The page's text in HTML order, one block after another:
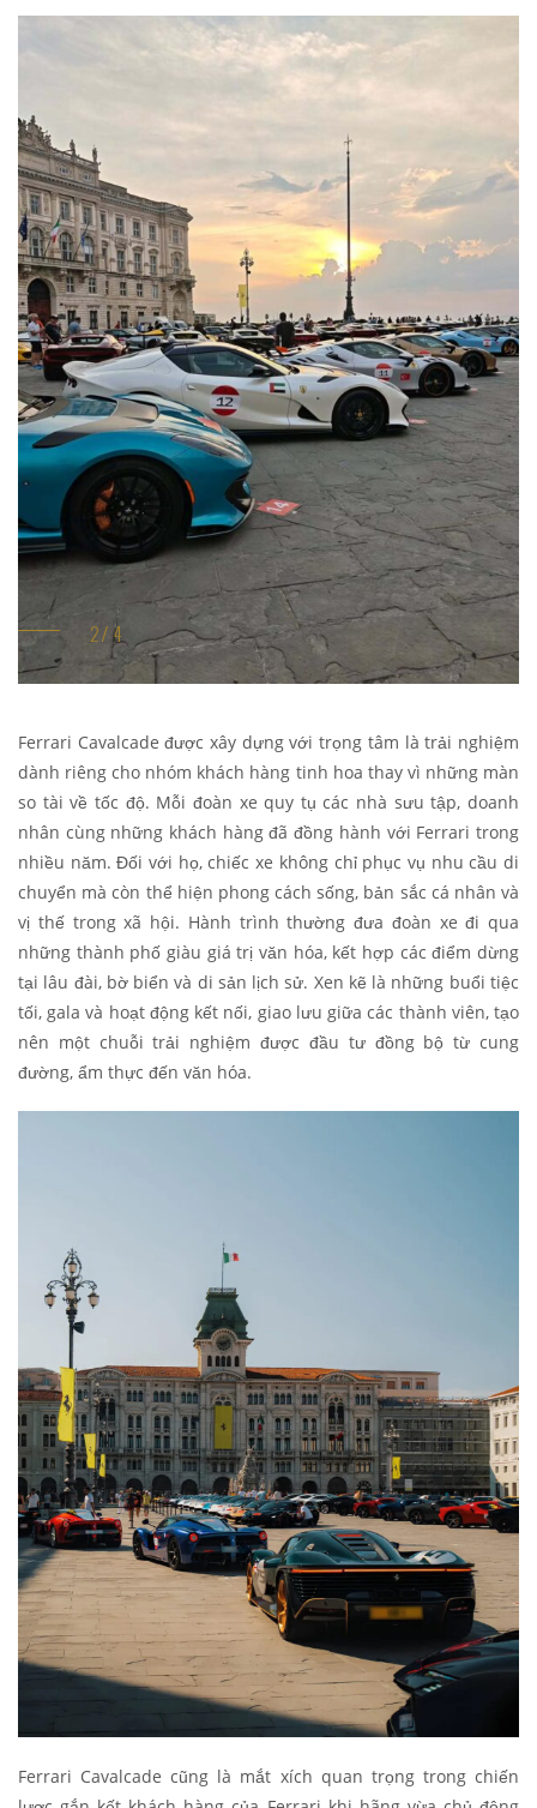
Ferrari Cavalcade được xây dựng với trọng tâm là trải nghiệm
dành riêng cho nhóm khách hàng tinh hoa thay vì những màn
so tài về tốc độ. Mỗi đoàn xe quy tụ các nhà sưu tập, doanh
nhân cùng những khách hàng đã đồng hành với Ferrari trong
nhiều năm. Đối với họ, chiếc xe không chỉ phục vụ nhu cầu di
chuyển mà còn thể hiện phong cách sống, bản sắc cá nhân và
vị thế trong xã hội. Hành trình thường đưa đoàn xe đi qua
những thành phố giàu giá trị văn hóa, kết hợp các điểm dừng
tại lâu đài, bờ biển và di sản lịch sử. Xen kẽ là những buổi tiệc
tối, gala và hoạt động kết nối, giao lưu giữa các thành viên, tạo
nên một chuỗi trải nghiệm được đầu tư đồng bộ từ cung
đường, ẩm thực đến văn hóa.
Ferrari Cavalcade cũng là mắt xích quan trọng trong chiến